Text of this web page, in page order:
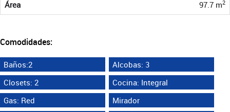
Área
97.7 m2
Comodidades:
Baños:2
Alcobas: 3
Closets: 2
Cocina: Integral
Gas: Red
Mirador